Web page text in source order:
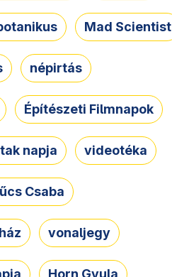
Mad Scientist
népirtás
Építészeti Filmnapok
napja videotéka
Csaba
vonaljegy
Horn Gyula